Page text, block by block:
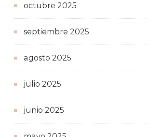
octubre 2025
septiembre 2025
agosto 2025
julio 2025
junio 2025